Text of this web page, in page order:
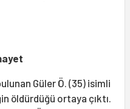
Güler Ö. (35) isimli
öldürdüğü ortaya çıktı.